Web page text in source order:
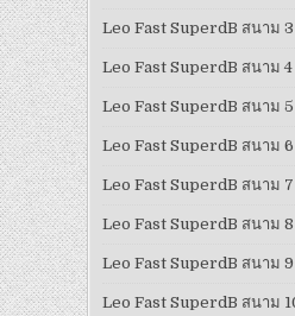
Leo Fast SuperdB สนาม
Leo Fast SuperdB สนาม
Leo Fast SuperdB สนาม
Leo Fast SuperdB สนาม
Leo Fast SuperdB สนาม
Leo Fast SuperdB สนาม
Leo Fast SuperdB สนาม
Leo Fast SuperdB สนาม